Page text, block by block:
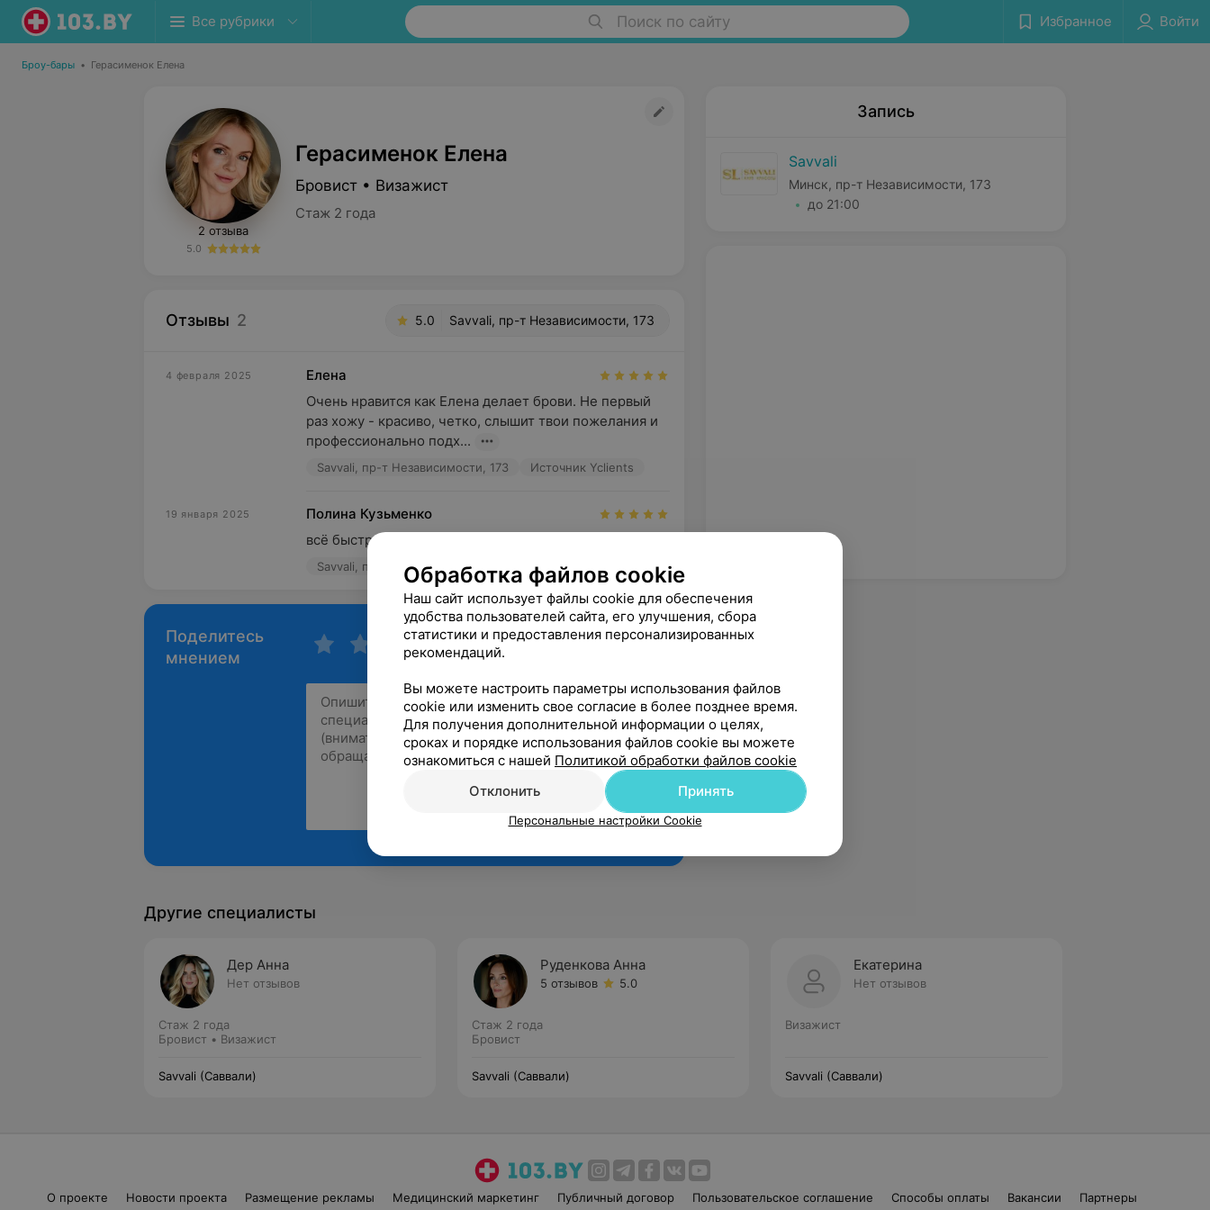
Все рубрики Поиск по сайту Избранное Войти
Броу-бары • Герасименок Елена
2 отзыва
5.0
Герасименок Елена
Бровист • Визажист
Стаж 2 года
Отзывы 2 5.0 Savvali, пр-т Независимости, 173
4 февраля 2025
Елена
Очень нравится как Елена делает брови. Не первый
раз хожу - красиво, четко, слышит твои пожелания и
профессионально подх...
Savvali, пр-т Независимости, 173 Источник Yclients
19 января 2025
Полина Кузьменко
всё быстро   и результат отличный!
Savvali, пр-т Независимости, 173 Источник Yclients
Поделитесь
мнением
Рекомендую
Запись
Savvali
Минск, пр-т Независимости, 173
до 21:00
Другие специалисты
Дер Анна
Нет отзывов
Стаж 2 года
Бровист • Визажист
Savvali (Саввали)
Руденкова Анна
5 отзывов 5.0
Стаж 2 года
Бровист
Savvali (Саввали)
Екатерина
Нет отзывов
Визажист
Savvali (Саввали)
О проекте Новости проекта Размещение рекламы Медицинский маркетинг Публичный договор Пользовательское соглашение Способы оплаты Вакансии Партнеры
Обработка файлов cookie
Наш сайт использует файлы cookie для обеспечения
удобства пользователей сайта, его улучшения, сбора
статистики и предоставления персонализированных
рекомендаций.
Вы можете настроить параметры использования файлов
cookie или изменить свое согласие в более позднее время.
Для получения дополнительной информации о целях,
сроках и порядке использования файлов cookie вы можете
ознакомиться с нашей Политикой обработки файлов cookie
Отклонить
Принять
Персональные настройки Cookie